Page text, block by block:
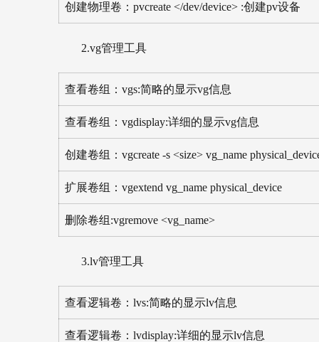
创建物理卷：pvcreate </dev/device> :创建pv设备
2.vg管理工具
查看卷组：vgs:简略的显示vg信息
查看卷组：vgdisplay:详细的显示vg信息
创建卷组：vgcreate -s <size> vg_name
扩展卷组：vgextend vg_name physical_device
删除卷组:vgremove <vg_name>
3.lv管理工具
查看逻辑卷：lvs:简略的显示lv信息
查看逻辑卷：lvdisplay:详细的显示lv信息